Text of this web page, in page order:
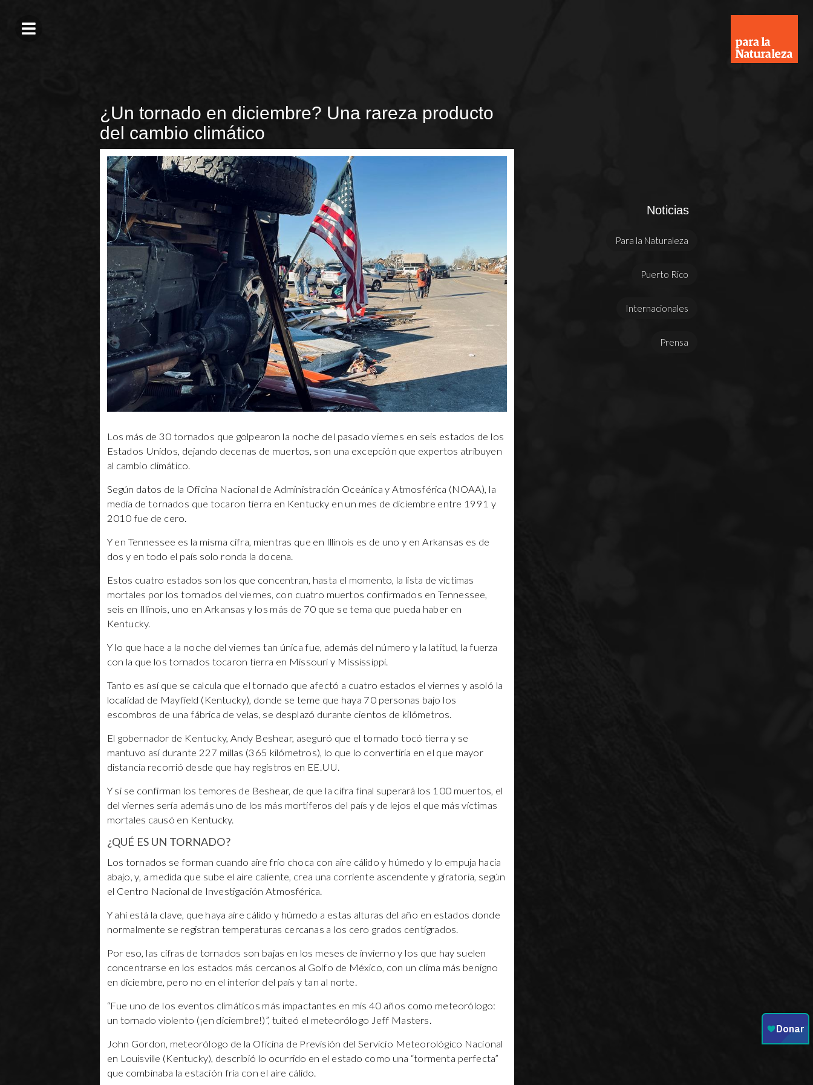
¿Un tornado en diciembre? Una rareza producto
del cambio climático
Los más de 30 tornados que golpearon la noche del pasado viernes en seis estados de los
Estados Unidos, dejando decenas de muertos, son una excepción que expertos atribuyen
al cambio climático.
Según datos de la Oficina Nacional de Administración Oceánica y Atmosférica (NOAA), la
media de tornados que tocaron tierra en Kentucky en un mes de diciembre entre 1991 y
2010 fue de cero.
Y en Tennessee es la misma cifra, mientras que en Illinois es de uno y en Arkansas es de
dos y en todo el país solo ronda la docena.
Estos cuatro estados son los que concentran, hasta el momento, la lista de víctimas
mortales por los tornados del viernes, con cuatro muertos confirmados en Tennessee,
seis en Illinois, uno en Arkansas y los más de 70 que se tema que pueda haber en
Kentucky.
Y lo que hace a la noche del viernes tan única fue, además del número y la latitud, la fuerza
con la que los tornados tocaron tierra en Missouri y Mississippi.
Tanto es así que se calcula que el tornado que afectó a cuatro estados el viernes y asoló la
localidad de Mayfield (Kentucky), donde se teme que haya 70 personas bajo los
escombros de una fábrica de velas, se desplazó durante cientos de kilómetros.
El gobernador de Kentucky, Andy Beshear, aseguró que el tornado tocó tierra y se
mantuvo así durante 227 millas (365 kilómetros), lo que lo convertiría en el que mayor
distancia recorrió desde que hay registros en EE.UU.
Y si se confirman los temores de Beshear, de que la cifra final superará los 100 muertos, el
del viernes sería además uno de los más mortíferos del país y de lejos el que más víctimas
mortales causó en Kentucky.
¿QUÉ ES UN TORNADO?
Los tornados se forman cuando aire frío choca con aire cálido y húmedo y lo empuja hacia
abajo, y, a medida que sube el aire caliente, crea una corriente ascendente y giratoria, según
el Centro Nacional de Investigación Atmosférica.
Y ahí está la clave, que haya aire cálido y húmedo a estas alturas del año en estados donde
normalmente se registran temperaturas cercanas a los cero grados centígrados.
Por eso, las cifras de tornados son bajas en los meses de invierno y los que hay suelen
concentrarse en los estados más cercanos al Golfo de México, con un clima más benigno
en diciembre, pero no en el interior del país y tan al norte.
“Fue uno de los eventos climáticos más impactantes en mis 40 años como meteorólogo:
un tornado violento (¡en diciembre!)”, tuiteó el meteorólogo Jeff Masters.
John Gordon, meteorólogo de la Oficina de Previsión del Servicio Meteorológico Nacional
en Louisville (Kentucky), describió lo ocurrido en el estado como una “tormenta perfecta”
que combinaba la estación fría con el aire cálido.
Noticias
Para la Naturaleza
Puerto Rico
Internacionales
Prensa